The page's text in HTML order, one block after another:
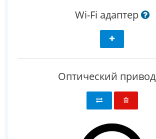
Wi-Fi адаптер
Оптический привод